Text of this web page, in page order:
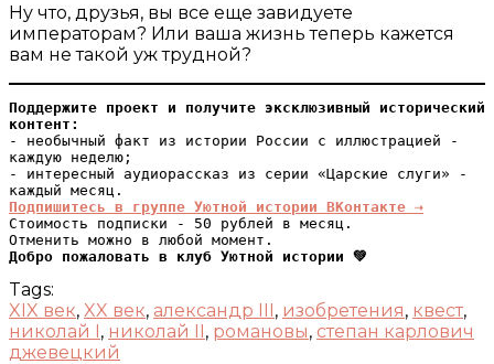
Ну что, друзья, вы все еще завидуете
императорам? Или ваша жизнь теперь кажется
вам не такой уж трудной?
Поддержите проект и получите эксклюзивный исторический
контент:
- необычный факт из истории России с иллюстрацией -
каждую неделю;
- интересный аудиорассказ из серии «Царские слуги» -
Подпишитесь в группе Уютной истории ВКонтакте ⇢
Стоимость подписки - 50 рублей в месяц.
Добро пожаловать в клуб Уютной истории 💚
Tags:
XIX век, XX век, александр III, изобретения, квест,
николай I, николай II, романовы, степан карлович
джевецкий